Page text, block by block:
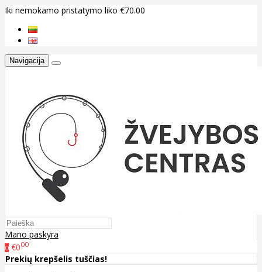
Iki nemokamo pristatymo liko €70.00
Navigacija
Mano paskyra
0 €000
Prekių krepšelis tuščias!